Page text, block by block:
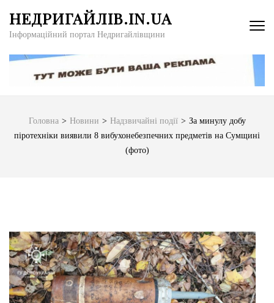
вмісту
Enter)
НЕДРИГАЙЛІВ.IN.UA
Інформаційний портал Недригайлівщини
Головна > Новини > Надзвичайні події > За минулу добу
піротехніки виявили 8 вибухонебезпечних предметів на Сумщині
(фото)